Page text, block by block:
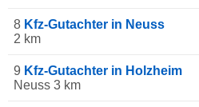
8 Kfz-Gutachter in Neuss
2 km
9 Kfz-Gutachter in Holzheim
Neuss 3 km